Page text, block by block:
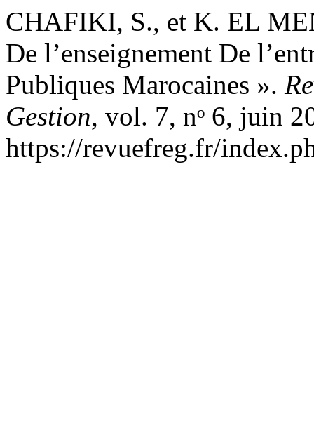
CHAFIKI, S., et K. EL
De l’enseignement De
Publiques Marocaines ».
Gestion, vol. 7, nᵒ 6, juin
https://revuefreg.fr/